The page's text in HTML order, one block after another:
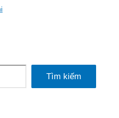
Tìm kiếm